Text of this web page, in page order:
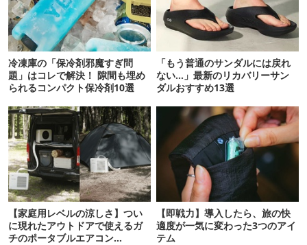
冷凍庫の「保冷剤邪魔すぎ問
題」はコレで解決！ 隙間も埋め
られるコンパクト保冷剤10選
「もう普通のサンダルには戻れ
ない…」最新のリカバリーサン
ダルおすすめ13選
【家庭用レベルの涼しさ】つい
に現れたアウトドアで使えるガ
チのポータブルエアコン
【即戦力】導入したら、旅の快
適度が一気に変わった3つのアイ
テム